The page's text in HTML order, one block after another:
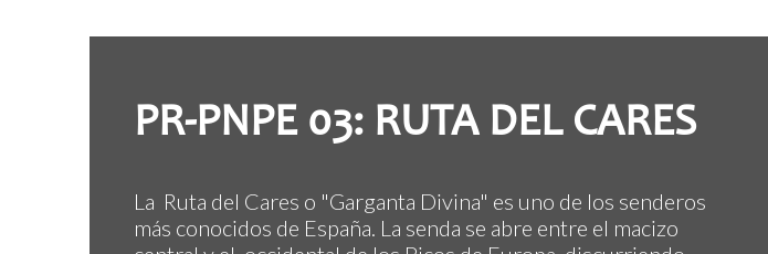
PR-PNPE 03: RUTA DEL CARES
La Ruta del Cares o "Garganta Divina" es uno de los senderos
más conocidos de España. La senda se abre entre el macizo